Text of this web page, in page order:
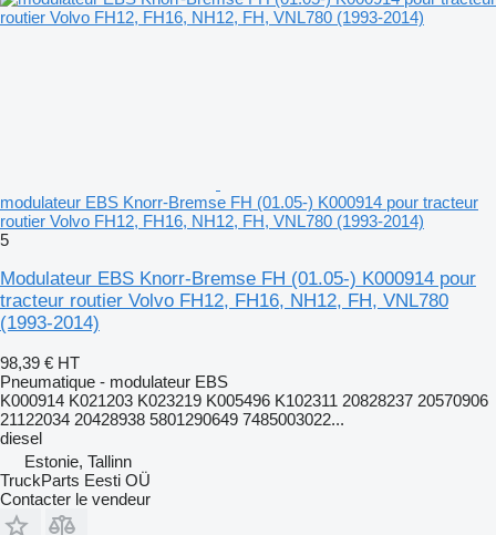
modulateur EBS Knorr-Bremse FH (01.05-) K000914 pour tracteur
routier Volvo FH12, FH16, NH12, FH, VNL780 (1993-2014)
5
Modulateur EBS Knorr-Bremse FH (01.05-) K000914 pour
tracteur routier Volvo FH12, FH16, NH12, FH, VNL780
(1993-2014)
98,39 € HT
Pneumatique - modulateur EBS
K000914 K021203 K023219 K005496 K102311 20828237 20570906
21122034 20428938 5801290649 7485003022...
diesel
Estonie, Tallinn
TruckParts Eesti OÜ
Contacter le vendeur